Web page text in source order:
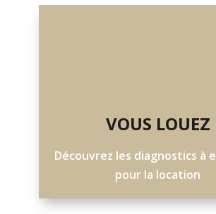
VOUS LOUEZ
Découvrez les diagnostics à
pour la location